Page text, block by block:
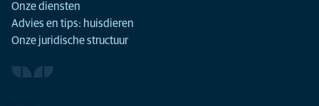
Onze diensten
Advies en tips: huisdieren
Onze juridische structuur